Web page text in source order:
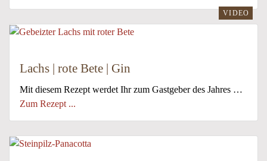
VIDEO
Lachs | rote Bete | Gin
Mit diesem Rezept werdet Ihr zum Gastgeber des Jahres …
Zum Rezept ...